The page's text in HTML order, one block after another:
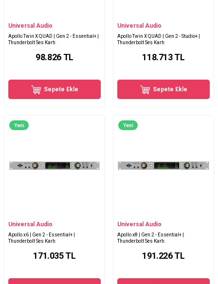
Universal Audio
Apollo Twin X QUAD | Gen 2 - Essential+ |
Thunderbolt Ses Kartı
98.826TL
Sepete Ekle
Universal Audio
Apollo Twin X QUAD | Gen 2 - Studio+ |
Thunderbolt Ses Kartı
118.713TL
Sepete Ekle
Yeni
Universal Audio
Apollo x6 | Gen 2 - Essential+ |
Thunderbolt Ses Kartı
171.035TL
Yeni
Universal Audio
Apollo x8 | Gen 2 - Essential+ |
Thunderbolt Ses Kartı
191.226TL